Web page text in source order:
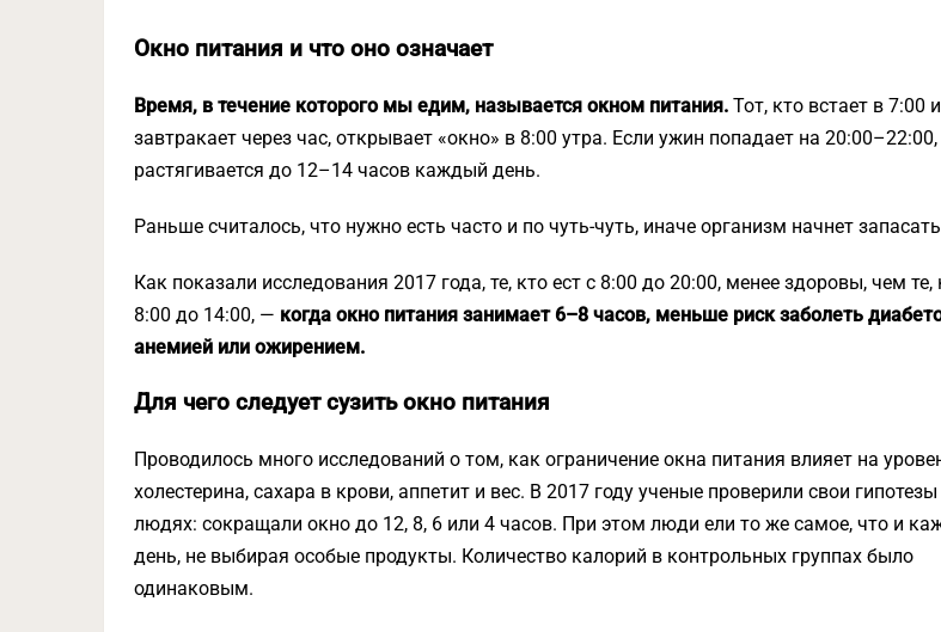
Окно питания и что оно означает
Время, в течение которого мы едим, называется окном питания. Тот, кто встает в 7:00 и
завтракает через час, открывает «окно» в 8:00 утра. Если ужин попадает на 20:00–22:00,
растягивается до 12–14 часов каждый день.
Раньше считалось, что нужно есть часто и по чуть-чуть, иначе организм начнет
Как показали исследования 2017 года, те, кто ест с 8:00 до 20:00, менее здоровы, чем те,
8:00 до 14:00, — когда окно питания занимает 6–8 часов, меньше риск заболеть
анемией или ожирением.
Для чего следует сузить окно питания
Проводилось много исследований о том, как ограничение окна питания влияет на
холестерина, сахара в крови, аппетит и вес. В 2017 году ученые проверили свои гипотезы
людях: сокращали окно до 12, 8, 6 или 4 часов. При этом люди ели то же самое, что и
день, не выбирая особые продукты. Количество калорий в контрольных группах было
одинаковым.